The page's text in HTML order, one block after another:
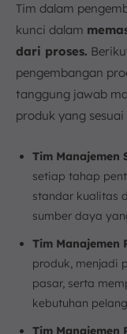
Tim dalam
kunci dalam
dari proses.
pengembangan
tanggung jawab
produk yang
Tim Manajemen
setiap tahap
standar kualitas
sumber daya
Tim Manajemen
produk, menjadi
pasar, serta
kebutuhan
Tim Manajemen